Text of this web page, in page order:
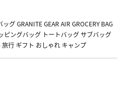
グ GRANITE GEAR AIR GROCERY BAG
ングバッグ トートバッグ サブバッグ
行 ギフト おしゃれ キャンプ